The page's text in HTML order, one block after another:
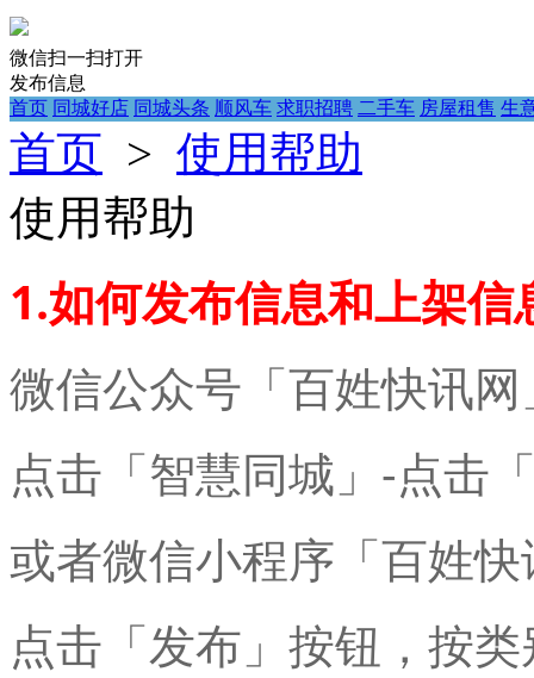
微信扫一扫打开
发布信息
首页 同城好店 同城头条 顺风车 求职招聘 二手车 房屋租售 生
首页 > 使用帮助
使用帮助
1.如何发布信息和上架信
微信公众号「百姓快讯网
点击「智慧同城」-点击
或者微信小程序「百姓
点击「发布」按钮，按